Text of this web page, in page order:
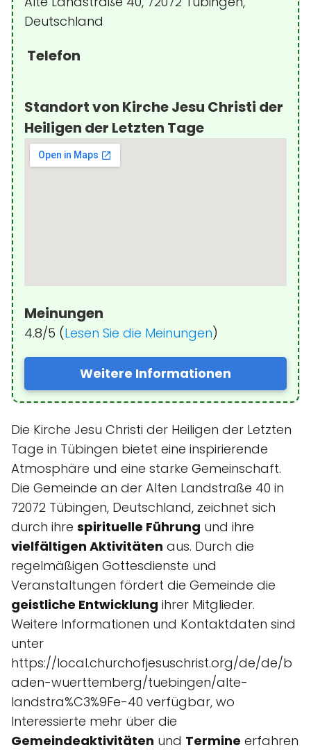
Deutschland
Telefon
Standort von Kirche Jesu Christi der
Heiligen der Letzten Tage
Meinungen
4.8/5 (Lesen Sie die Meinungen)
Weitere Informationen
Die Kirche Jesu Christi der Heiligen der Letzten
Tage in Tübingen bietet eine inspirierende
Atmosphäre und eine starke Gemeinschaft.
Die Gemeinde an der Alten Landstraße 40 in
72072 Tübingen, Deutschland, zeichnet sich
durch ihre spirituelle Führung und ihre
vielfältigen Aktivitäten aus. Durch die
regelmäßigen Gottesdienste und
Veranstaltungen fördert die Gemeinde die
geistliche Entwicklung ihrer Mitglieder.
Weitere Informationen und Kontaktdaten sind
unter
https://local.churchofjesuschrist.org/de/de/b
aden-wuerttemberg/tuebingen/alte-
landstra%C3%9Fe-40 verfügbar, wo
Interessierte mehr über die
Gemeindeaktivitäten und Termine erfahren